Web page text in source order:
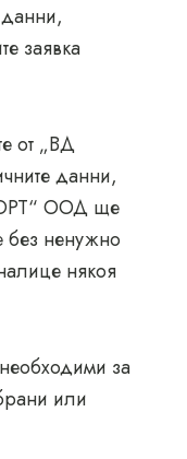
заявка
от „ВД
данни,
ООД ще
без ненужно
някоя
за
или